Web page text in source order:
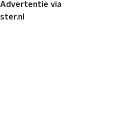
Advertentie via
ster.nl